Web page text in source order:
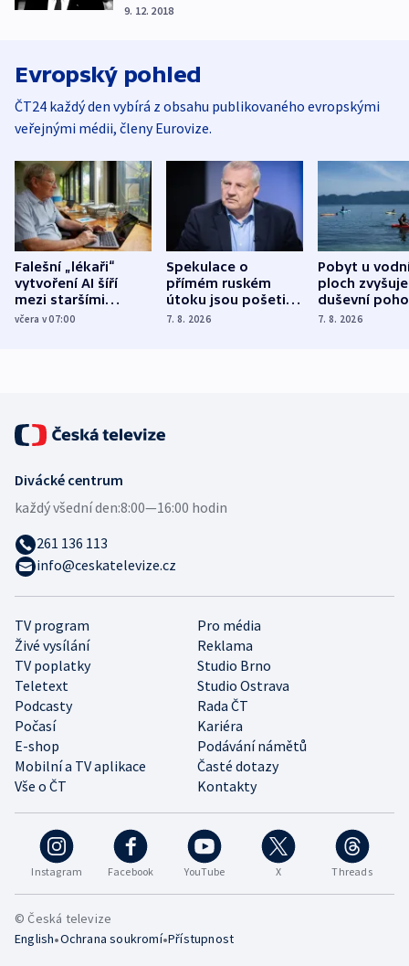
9. 12. 2018
Evropský pohled
ČT24 každý den vybírá z obsahu publikovaného evropskými
veřejnými médii, členy Eurovize.
Falešní „lékaři“
vytvoření AI šíří
mezi staršími
Poláky nebezpečné
včera v 07:00
Spekulace o
přímém ruském
útoku jsou pošetilé,
míní estonský
7. 8. 2026
Pobyt u
ploch zvyšuje
duševní
ukázala
7. 8. 2026
Instagram Facebook YouTube X Threads
TV program
Pro média
Živé vysílání
Reklama
TV poplatky
Studio Brno
Teletext
Studio Ostrava
Podcasty
Rada ČT
Počasí
Kariéra
E-shop
Podávání námětů
Mobilní a TV aplikace
Časté dotazy
Vše o ČT
Kontakty
Divácké centrum
každý všední den:8:00—16:00 hodin
261 136 113
info@ceskatelevize.cz
© Česká televize
English•Ochrana soukromí•Přístupnost